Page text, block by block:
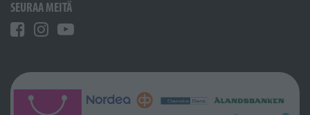
SEURAA MEITÄ